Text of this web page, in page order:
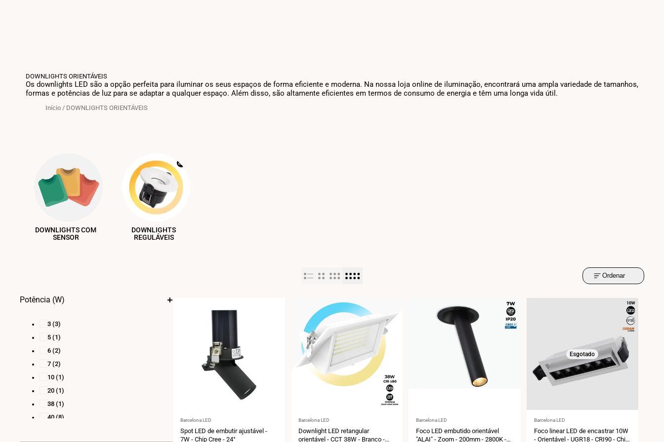
DOWNLIGHTS ORIENTÁVEIS
Os downlights LED são a opção perfeita para iluminar os seus espaços de forma eficiente e moderna. Na nossa loja online de iluminação, encontrará uma ampla variedade de tamanhos,
formas e potências de luz para se adaptar a qualquer espaço. Além disso, são altamente eficientes em termos de consumo de energia e têm uma longa vida útil.
Início / DOWNLIGHTS ORIENTÁVEIS
DOWNLIGHTS COM
SENSOR
DOWNLIGHTS
REGULÁVEIS
Ordenar
Fornecedor:
Barcelona LED
Spot LED de embutir ajustável -
7W - Chip Cree - 24°
Fornecedor:
Barcelona LED
Downlight LED retangular
orientável - CCT 38W - Branco -
Fornecedor:
Barcelona LED
Foco LED embutido orientável
"ALAI" - Zoom - 200mm - 2800K -
Esgotado
Fornecedor:
Barcelona LED
Foco linear LED de encastrar 10W
- Orientável - UGR18 - CRI90 - Chip
Potência (W)
3 (3)
5 (1)
6 (2)
7 (2)
10 (1)
20 (1)
38 (1)
40 (8)